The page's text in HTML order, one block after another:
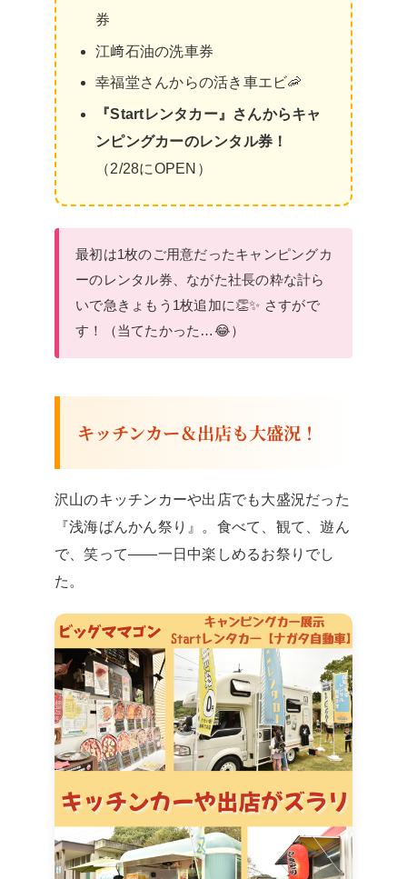
券
江﨑石油の洗車券
幸福堂さんからの活き車エビ🦐
『Startレンタカー』さんからキャ
ンピングカーのレンタル券！
（2/28にOPEN）
最初は1枚のご用意だったキャンピングカ
ーのレンタル券、ながた社長の粋な計ら
いで急きょもう1枚追加に👏✨ さすがで
す！（当てたかった…😂）
キッチンカー＆出店も大盛況！
沢山のキッチンカーや出店でも大盛況だった
『浅海ばんかん祭り』。食べて、観て、遊ん
で、笑って——一日中楽しめるお祭りでし
た。